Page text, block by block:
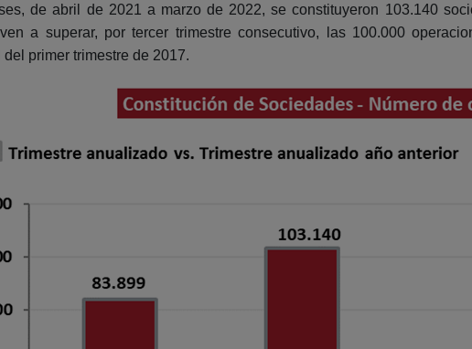
de abril de 2021 a marzo de 2022, se constituyeron 103.140
a superar, por tercer trimestre consecutivo, las 100.000
primer trimestre de 2017.